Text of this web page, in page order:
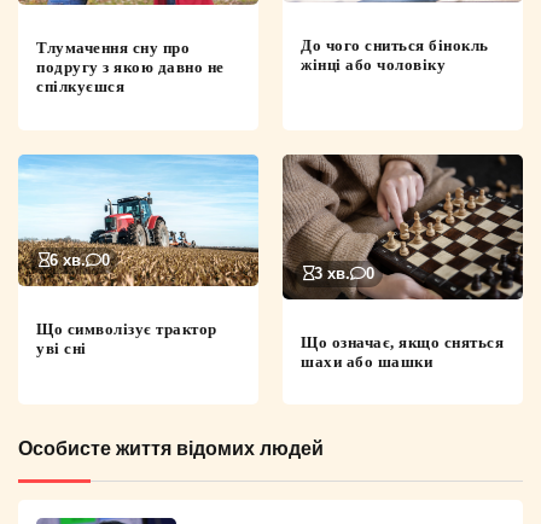
Тлумачення сну про
подругу з якою давно не
спілкуєшся
До чого сниться бінокль
жінці або чоловіку
6 хв. 0
Що символізує трактор
уві сні
3 хв. 0
Що означає, якщо сняться
шахи або шашки
Особисте життя відомих людей